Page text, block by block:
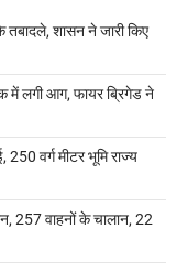
तबादले, शासन ने जारी किए
में लगी आग, फायर ब्रिगेड ने
वर्ग मीटर भूमि राज्य
257 वाहनों के चालान, 22